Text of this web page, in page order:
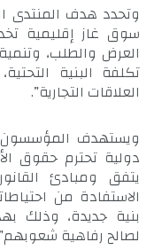
وتحدد هدف المنتدى
سوق غاز إقليمية
العرض والطلب،
تكلفة البنية
العلاقات التجارية”.
ويستهدف المؤسسون
دولية تحترم حقوق
يتفق ومبادئ
الاستفادة من
بنية جديدة، وذلك
لصالح رفاهية